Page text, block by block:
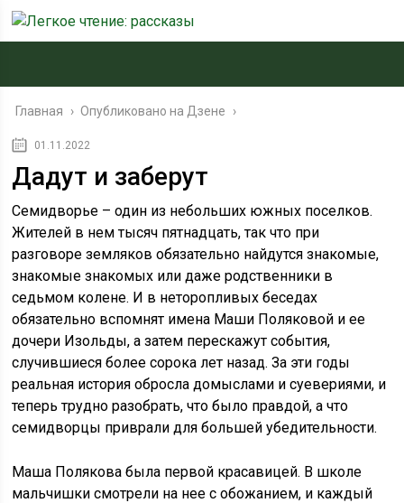
Главная › Опубликовано на Дзене ›
01.11.2022
Дадут и заберут
Семидворье – один из небольших южных поселков.
Жителей в нем тысяч пятнадцать, так что при
разговоре земляков обязательно найдутся знакомые,
знакомые знакомых или даже родственники в
седьмом колене. И в неторопливых беседах
обязательно вспомнят имена Маши Поляковой и ее
дочери Изольды, а затем перескажут события,
случившиеся более сорока лет назад. За эти годы
реальная история обросла домыслами и суевериями, и
теперь трудно разобрать, что было правдой, а что
семидворцы приврали для большей убедительности.
Маша Полякова была первой красавицей. В школе
мальчишки смотрели на нее с обожанием, и каждый